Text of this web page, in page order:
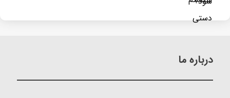
درباره ما